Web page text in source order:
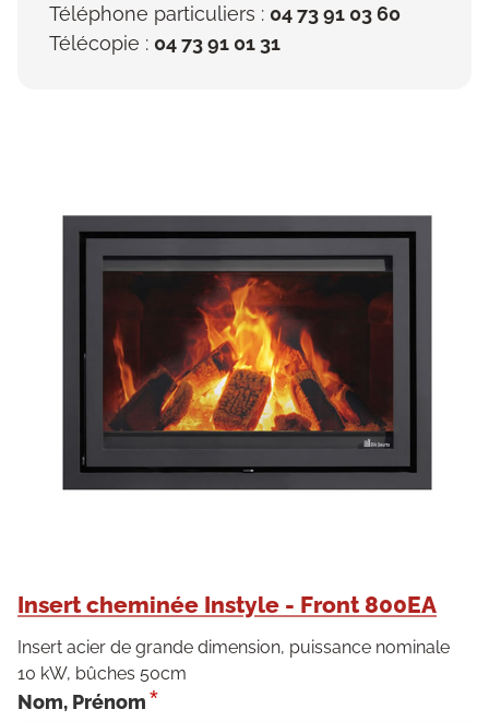
Téléphone particuliers : 04 73 91 03 60
Télécopie : 04 73 91 01 31
Insert cheminée Instyle - Front 800EA
Insert acier de grande dimension, puissance nominale
10 kW, bûches 50cm
Nom, Prénom*